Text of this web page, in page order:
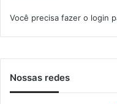
Você precisa fazer o login
Nossas redes